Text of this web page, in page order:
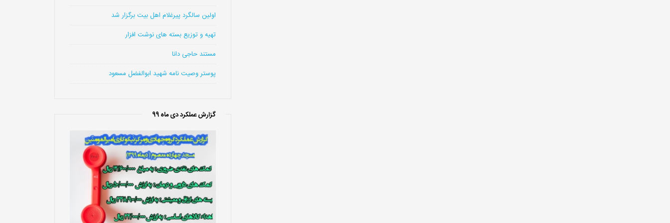
اولین سالگرد پیرغلام اهل بیت برگزار شد
تهیه و توزیع بسته های نوشت افزار
مستند حاجی دانا
پوستر وصیت نامه شهید ابوالفضل مسعود
گزارش عملکرد دی ماه 99